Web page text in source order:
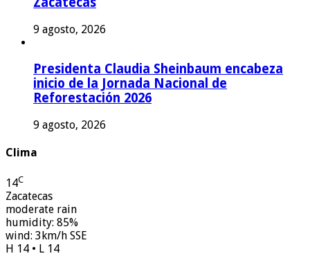
9 agosto, 2026
Presidenta Claudia Sheinbaum encabeza
inicio de la Jornada Nacional de
Reforestación 2026
9 agosto, 2026
Clima
14C
Zacatecas
moderate rain
humidity: 85%
wind: 3km/h SSE
H 14 • L 14